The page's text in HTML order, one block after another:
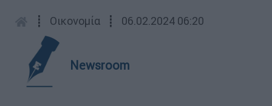
┋ Οικονομία ┋ 06.02.2024 06:20
Newsroom